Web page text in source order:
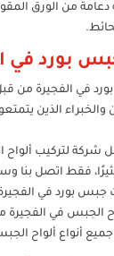
دعامة من الورق
بورد في
في الفجيرة من
الذين
شركة لتركيب ألواح
فقط اتصل بنا
جبس بورد في
الجبس في الفجيرة
أنواع ألواح